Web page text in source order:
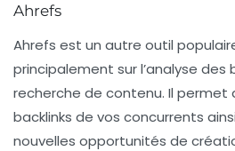
Ahrefs
Ahrefs est un autre outil
principalement sur l’analyse des
recherche de contenu. Il permet
backlinks de vos concurrents
nouvelles opportunités de